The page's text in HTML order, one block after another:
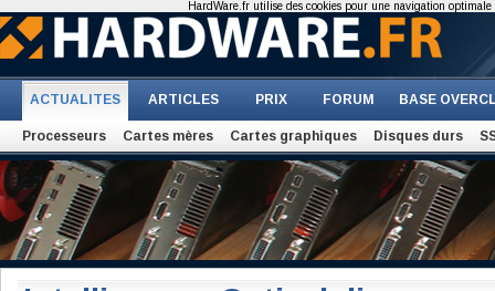
ACTUALITES ARTICLES PRIX FORUM BASE
Processeurs Cartes mères Cartes graphiques Disques durs
HardWare.fr utilise des cookies pour une navigation